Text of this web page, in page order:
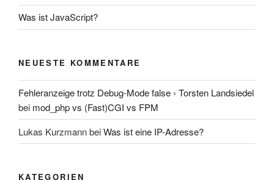
Was ist JavaScript?
NEUESTE KOMMENTARE
Fehleranzeige trotz Debug-Mode false › Torsten Landsiedel
bei mod_php vs (Fast)CGI vs FPM
Lukas KurzmannbeiWas ist eine IP-Adresse?
KATEGORIEN